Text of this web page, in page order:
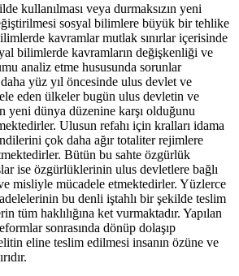
kullanılması veya durmaksızın yeni
sosyal bilimlere büyük bir tehlike
kavramlar mutlak sınırlar içerisinde
bilimlerde kavramların değişkenliği ve
analiz etme hususunda sorunlar
yüz yıl öncesinde ulus devlet ve
eden ülkeler bugün ulus devletin ve
yeni dünya düzenine karşı olduğunu
Ulusun refahı için kralları idama
çok daha ağır totaliter rejimlere
Bütün bu sahte özgürlük
ise özgürlüklerinin ulus devletlere bağlı
misliyle mücadele etmektedirler. Yüzlerce
bu denli iştahlı bir şekilde teslim
tüm haklılığına ket vurmaktadır. Yapılan
sonrasında dönüp dolaşıp
eline teslim edilmesi insanın özüne ve